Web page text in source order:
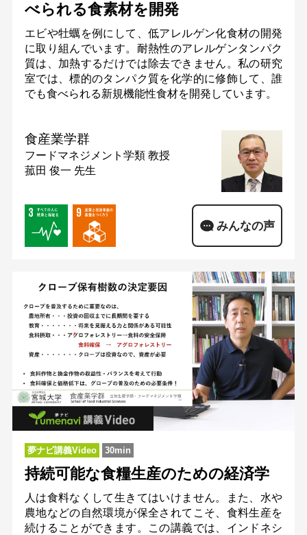
べられる食素材を開発
エビや牡蠣を例にして、低アレルゲン化食材の開発
に取り組んでいます。耐熱性のアレルゲンタンパク
質は、加熱するだけでは除去できません。私の研究
室では、標的のタンパク質を化学的に修飾して、誰
でも食べられる新規機能性食材を開発しています。
食産業学群
フードマネジメント学類 教授
菰田 俊一 先生
みんなの声
夢ナビ講義Video 30min
持続可能な食糧生産のための経済学
人は食料なくして生きてはいけません。また、水や
農地などの自然環境が保全されてこそ、食料生産を
続けることができます。この講義では、インドネシ